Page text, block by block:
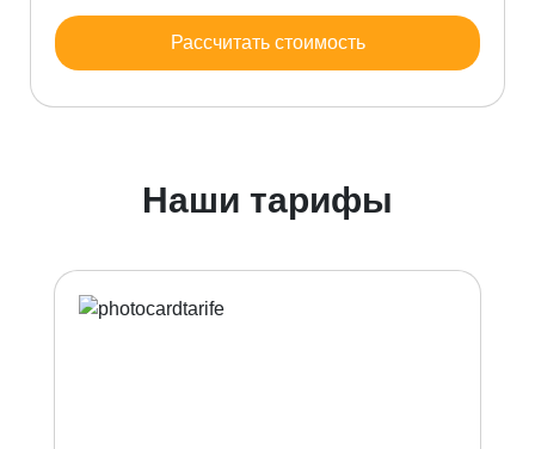
Рассчитать стоимость
Наши тарифы